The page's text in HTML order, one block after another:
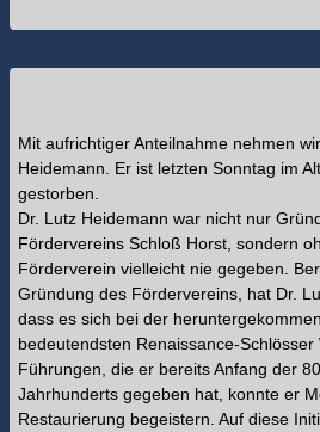
Mit aufrichtiger Anteilnahme nehmen
Heidemann. Er ist letzten Sonntag im
gestorben.
Dr. Lutz Heidemann war nicht nur
Fördervereins Schloß Horst, sondern
Förderverein vielleicht nie gegeben.
Gründung des Fördervereins, hat Dr.
dass es sich bei der
bedeutendsten Renaissance-
Führungen, die er bereits Anfang der
Jahrhunderts gegeben hat, konnte er
Restaurierung begeistern. Auf diese